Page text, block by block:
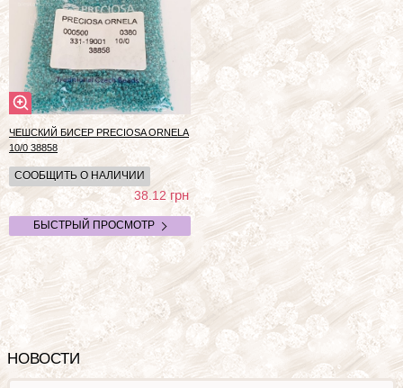
ЧЕШСКИЙ БИСЕР PRECIOSA ORNELA
10/0 38858
СООБЩИТЬ О НАЛИЧИИ
38.12грн
БЫСТРЫЙ ПРОСМОТР
НОВОСТИ